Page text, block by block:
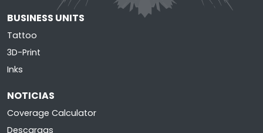
BUSINESS UNITS
Tattoo
3D-Print
Inks
NOTICIAS
Coverage Calculator
Descargas